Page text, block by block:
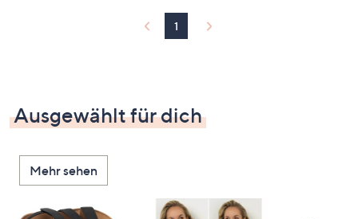
1
Ausgewählt für dich
Mehr sehen